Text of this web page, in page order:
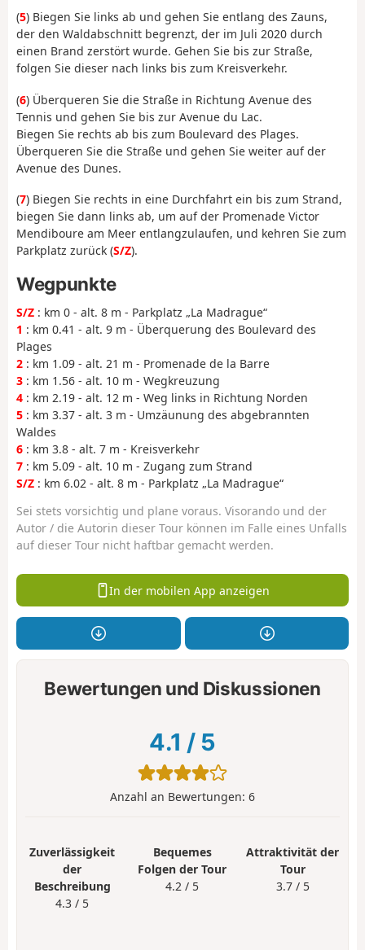
(5) Biegen Sie links ab und gehen Sie entlang des Zauns,
der den Waldabschnitt begrenzt, der im Juli 2020 durch
einen Brand zerstört wurde. Gehen Sie bis zur Straße,
folgen Sie dieser nach links bis zum Kreisverkehr.
(6) Überqueren Sie die Straße in Richtung Avenue des
Tennis und gehen Sie bis zur Avenue du Lac.
Biegen Sie rechts ab bis zum Boulevard des Plages.
Überqueren Sie die Straße und gehen Sie weiter auf der
Avenue des Dunes.
(7) Biegen Sie rechts in eine Durchfahrt ein bis zum Strand,
biegen Sie dann links ab, um auf der Promenade Victor
Mendiboure am Meer entlangzulaufen, und kehren Sie zum
Parkplatz zurück (S/Z).
Wegpunkte
S/Z : km 0 - alt. 8 m - Parkplatz „La Madrague“
1 : km 0.41 - alt. 9 m - Überquerung des Boulevard des
Plages
2 : km 1.09 - alt. 21 m - Promenade de la Barre
3 : km 1.56 - alt. 10 m - Wegkreuzung
4 : km 2.19 - alt. 12 m - Weg links in Richtung Norden
5 : km 3.37 - alt. 3 m - Umzäunung des abgebrannten
Waldes
6 : km 3.8 - alt. 7 m - Kreisverkehr
7 : km 5.09 - alt. 10 m - Zugang zum Strand
S/Z : km 6.02 - alt. 8 m - Parkplatz „La Madrague“
Sei stets vorsichtig und plane voraus. Visorando und der
Autor / die Autorin dieser Tour können im Falle eines Unfalls
auf dieser Tour nicht haftbar gemacht werden.
In der mobilen App anzeigen
Bewertungen und Diskussionen
4.1 / 5
Anzahl an Bewertungen: 6
Zuverlässigkeit
der
Beschreibung
4.3 / 5
Bequemes
Folgen der Tour
4.2 / 5
Attraktivität der
Tour
3.7 / 5